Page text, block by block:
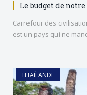
Le budget de
Carrefour des
est un pays qui ne
THAÏLANDE